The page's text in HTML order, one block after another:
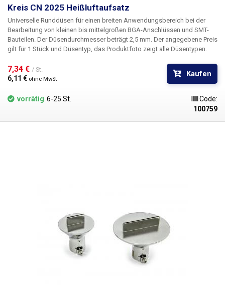
Kreis CN 2025 Heißluftaufsatz
Universelle Runddüsen für einen breiten Anwendungsbereich bei der
Bearbeitung von kleinen bis mittelgroßen BGA-Anschlüssen und SMT-
Bauteilen. Der Düsendurchmesser beträgt 2,5 mm. Der angegebene Preis
gilt für 1 Stück und Düsentyp, das Produktfoto zeigt alle Düsentypen.
7,34 € / St.
6,11 € ohne MwSt
Kaufen
vorrätig 6-25 St.
Code:
100759